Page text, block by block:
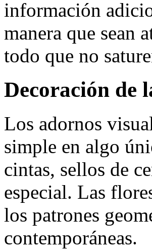
información
manera que sean
todo que no
Decoración de
Los adornos
simple en algo
cintas, sellos de
especial. Las
los patrones
contemporáneas.